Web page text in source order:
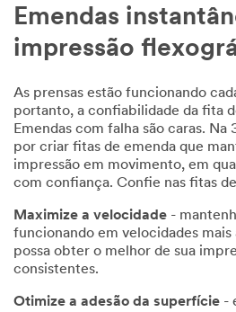
Emendas
impressão
As prensas estão funcionando
portanto, a confiabilidade da fita
Emendas com falha são caras. Na
por criar fitas de emenda que
impressão em movimento, em
com confiança. Confie nas fitas
Maximize a velocidade -
funcionando em velocidades mais
possa obter o melhor de sua
consistentes.
Otimize a adesão da superfície -